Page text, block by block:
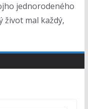
jednorodeného
život mal každý,